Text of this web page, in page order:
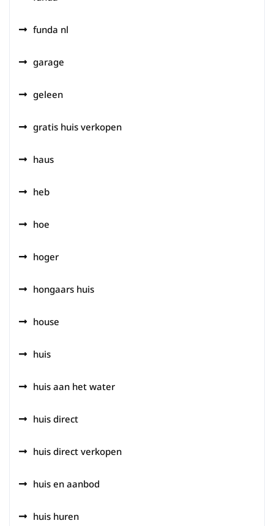
funda nl
garage
geleen
gratis huis verkopen
haus
heb
hoe
hoger
hongaars huis
house
huis
huis aan het water
huis direct
huis direct verkopen
huis en aanbod
huis huren